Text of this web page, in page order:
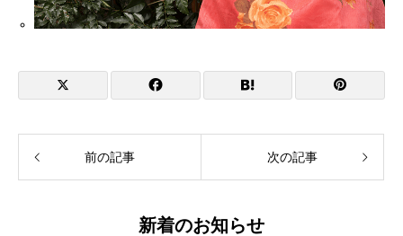
前の記事 次の記事
新着のお知らせ